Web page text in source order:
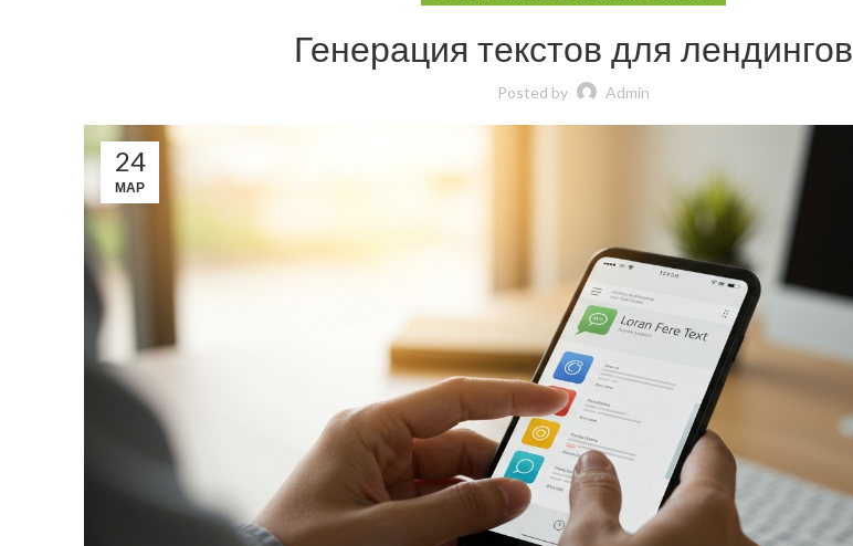
Генерация текстов для лендингов
Posted by Admin
24
МАР